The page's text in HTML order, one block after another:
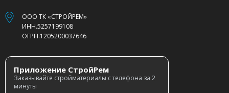
ООО ТК «СТРОЙРЕМ»
ИНН.5257199108
ОГРН.1205200037646
Приложение СтройРем
Заказывайте стройматериалы с телефона за 2
минуты